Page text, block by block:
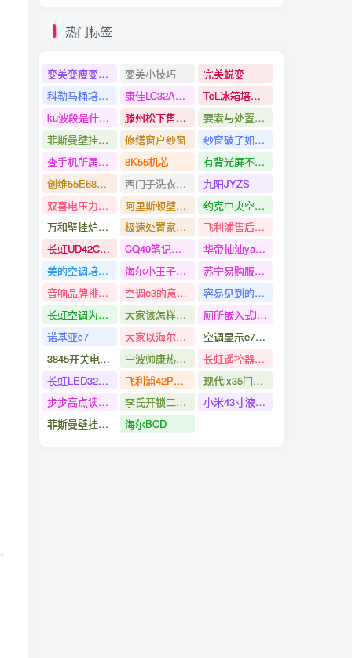
热门标签
变美变瘦变好看 变美小技巧
完美蜕变
科勒马桶培修服务电话官方
康佳LC32AS28液晶电视无图像且字符杂乱的培修
TcL冰箱培修视频
ku波段是什么意思
滕州松下售后服务电话
要素与处置方法
菲斯曼壁挂炉生存热水温度上不去
修缮窗户纱窗
纱窗破了如何处置呢该如何操作
查手机所属区域
8K55机芯
有背光屏不亮的培修
创维55E680E液晶电视
西门子洗衣机怎样中途关上业窗
九阳JYZS
双喜电压力锅经常使用说明
阿里斯顿壁挂炉点火失败要素及处置方法
约克中央空调培修电话
万和壁挂炉e2缺点怎样处置
极速处置家电疑问
飞利浦售后服务核心电话地址查问指南
长虹UD42C6080iD液晶电视开机有音乐无背光的培修
CQ40笔记本电脑如何调整屏幕亮度
华帝抽油yan机培修视频
美的空调培修电话上门左近
海尔小王子洗衣机多少钱
苏宁易购服务电话怎样转人工
音响品牌排行榜
空调e3的意思是
容易见到的代码还是要知道
长虹空调为什么启动不了
大家该怎样样启动处置
厕所嵌入式led灯如何改换
诺基亚c7
大家以海尔空调为例
空调显示e7的意思是
3845开关电源培修
宁波帅康热水器有限公司售后
长虹遥控器引见
长虹LED32C2000液晶电视批示灯亮但不开机的修缮
飞利浦42PFL7432
现代ix35门锁开关
步步高点读机t800配置
李氏开锁二合一工具
小米43寸液晶电视不通电的疑问修缮
菲斯曼壁挂炉水压怎样看高下正确的处置方法与步骤
海尔BCD